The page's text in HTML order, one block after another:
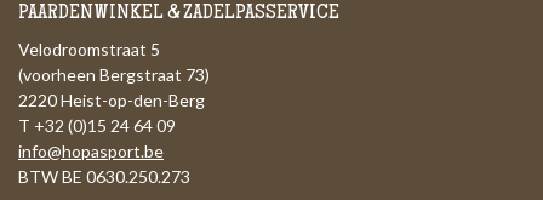
PAARDENWINKEL & ZADELPASSERVICE
Velodroomstraat 5
(voorheen Bergstraat 73)
2220 Heist-op-den-Berg
T +32 (0)15 24 64 09
info@hopasport.be
BTW BE 0630.250.273